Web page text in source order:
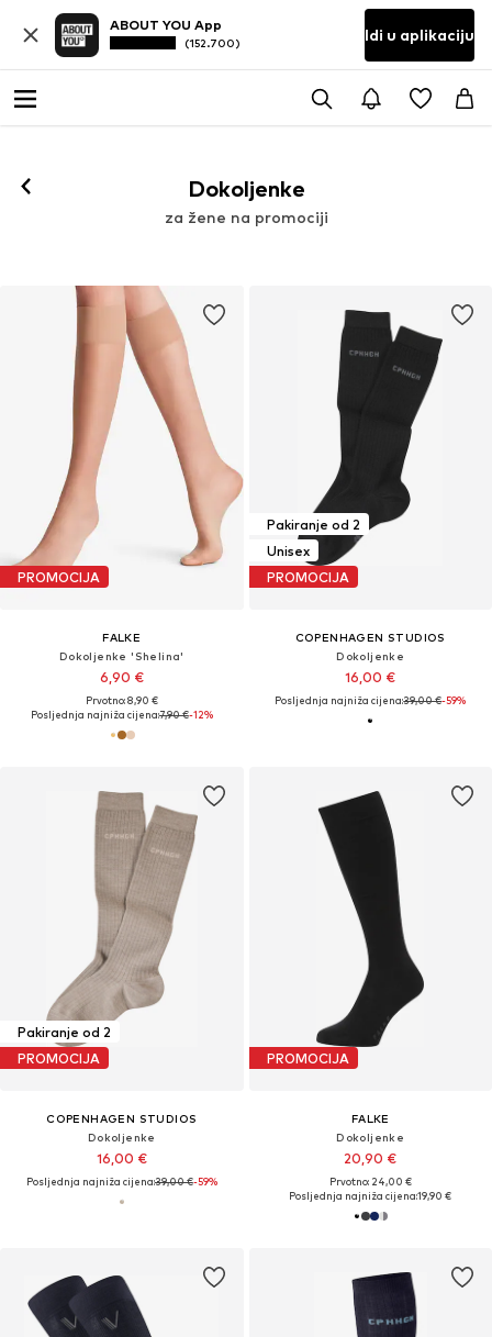
ABOUT YOU App
(152.700) Idi u aplikaciju
Dokoljenke
za žene na promociji
PROMOCIJA
FALKE
Dokoljenke 'Shelina'
6,90 €
Prvotno: 8,90 €
Posljednja najniža cijena:7,90 €-12%
Pakiranje od 2
Unisex
PROMOCIJA
COPENHAGEN STUDIOS
Dokoljenke
16,00 €
Posljednja najniža cijena:39,00 €-59%
Pakiranje od 2
PROMOCIJA
COPENHAGEN STUDIOS
Dokoljenke
16,00 €
Posljednja najniža cijena:39,00 €-59%
PROMOCIJA
FALKE
Dokoljenke
20,90 €
Prvotno: 24,00 €
Posljednja najniža cijena:19,90 €